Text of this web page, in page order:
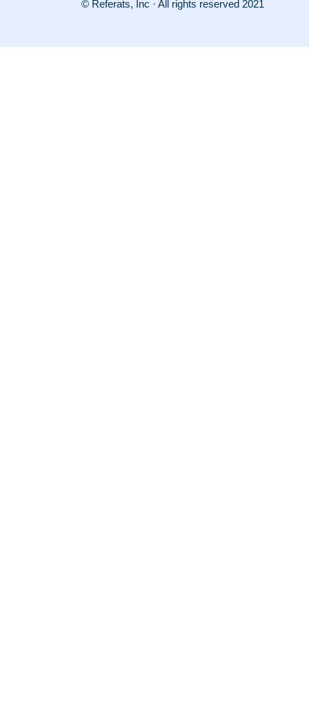
© Referats, Inc · All rights reserved 2021